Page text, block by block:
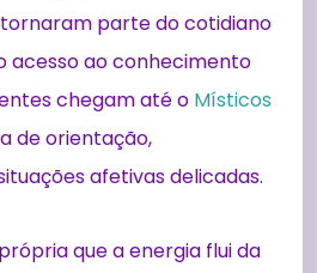
parte do cotidiano
acesso ao conhecimento
chegam até o Místicos
de orientação,
afetivas delicadas.
que a energia flui da